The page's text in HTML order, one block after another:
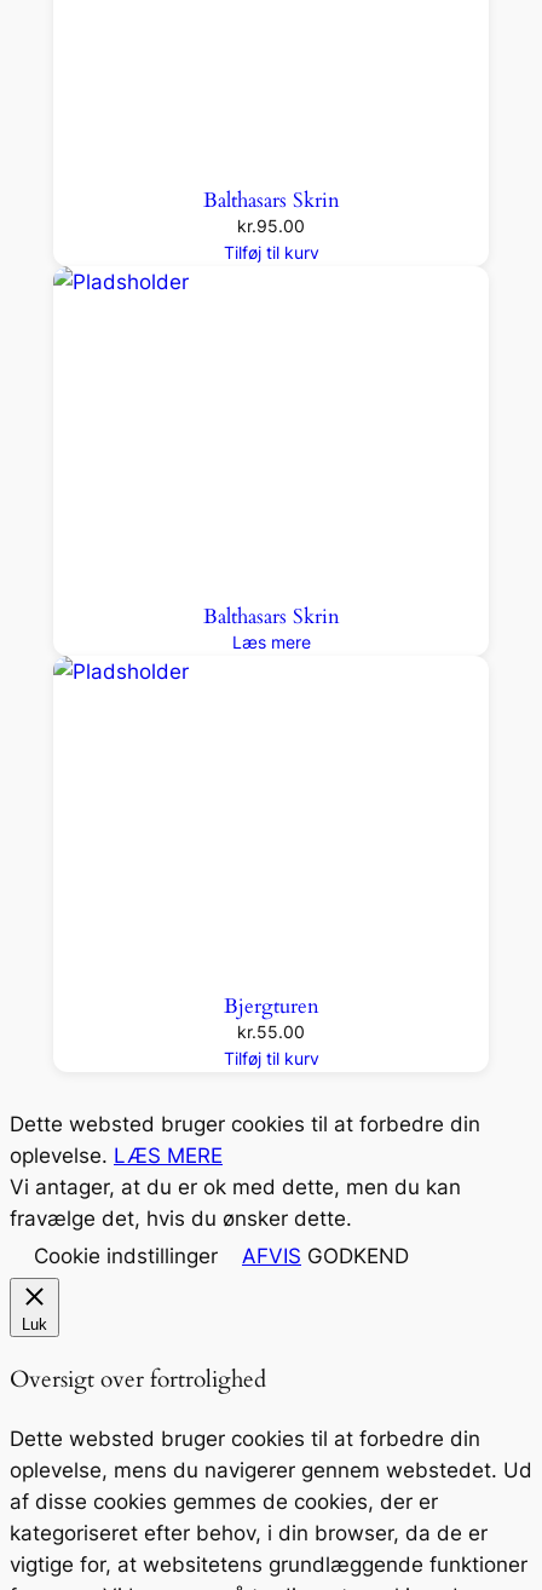
Balthasars Skrin
kr.95.00
Tilføj til kurv
Balthasars Skrin
Læs mere
Bjergturen
kr.55.00
Tilføj til kurv
Dette websted bruger cookies til at forbedre din
oplevelse. LÆS MERE
Vi antager, at du er ok med dette, men du kan
fravælge det, hvis du ønsker dette.
Cookie indstillinger
AFVIS GODKEND
Luk
Oversigt over fortrolighed
Dette websted bruger cookies til at forbedre din
oplevelse, mens du navigerer gennem webstedet. Ud
af disse cookies gemmes de cookies, der er
kategoriseret efter behov, i din browser, da de er
vigtige for, at websitetens grundlæggende funktioner